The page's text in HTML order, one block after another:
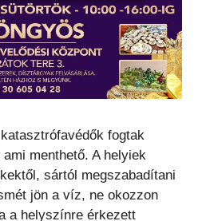
fogtak
menthető. A helyiek
sártól megszabadítani
jön a víz, ne okozzon
a helyszínre érkezett